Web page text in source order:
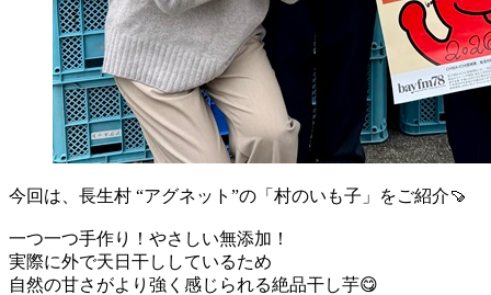
今回は、長生村 “アグネット”の「村のいも子」をご紹介🍠
一つ一つ手作り！やさしい無添加！
実際に外で天日干ししているため
自然の甘さがより強く感じられる絶品干し芋😋